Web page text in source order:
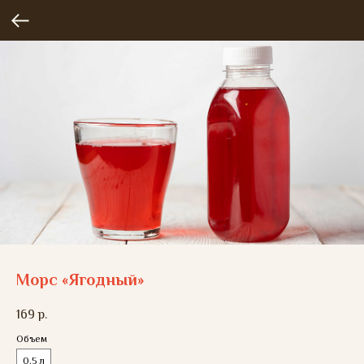
Морс «Ягодный»
169 р.
Объем
0,5 л